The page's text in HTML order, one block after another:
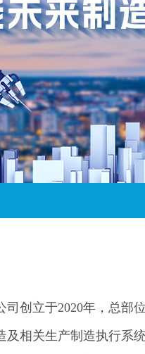
司创立于2020年，总部
及相关生产制造执行系